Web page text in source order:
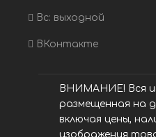
Вс: выходной
ВКонтакте
ВНИМАНИЕ! Вся
размещенная на
включая цены,
изображения